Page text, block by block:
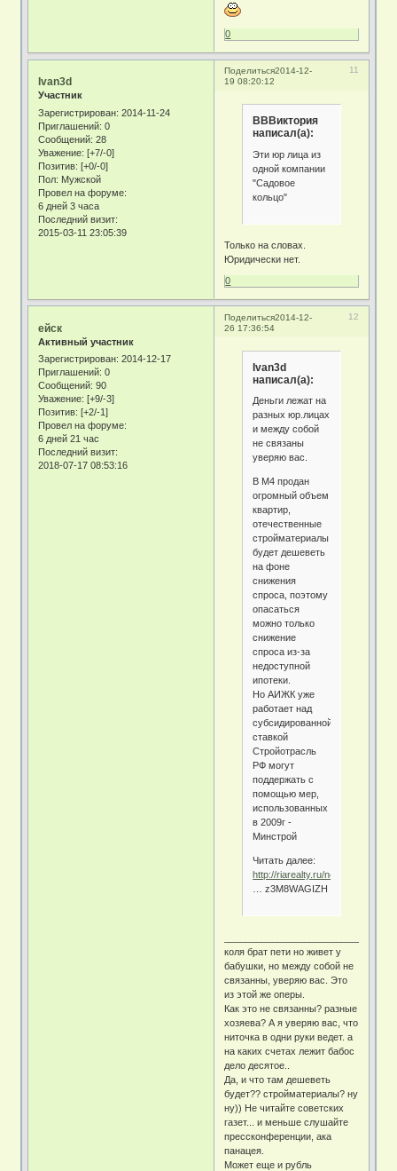
0
Поделиться 11
2014-12-
19 08:20:12
Ivan3d
Участник
Зарегистрирован: 2014-11-24
Приглашений: 0
Сообщений: 28
Уважение: [+7/-0]
Позитив: [+0/-0]
Пол: Мужской
Провел на форуме:
6 дней 3 часа
Последний визит:
2015-03-11 23:05:39
ВВВиктория
написал(а):
Эти юр лица из
одной компании
"Садовое
кольцо"
Только на словах.
Юридически нет.
0
Поделиться 12
2014-12-
26 17:36:54
ейск
Активный участник
Зарегистрирован: 2014-12-17
Приглашений: 0
Сообщений: 90
Уважение: [+9/-3]
Позитив: [+2/-1]
Провел на форуме:
6 дней 21 час
Последний визит:
2018-07-17 08:53:16
Ivan3d
написал(а):
Деньги лежат на
разных юр.лицах
и между собой
не связаны
уверяю вас.
В М4 продан
огромный объем
квартир,
отечественные
стройматериалы
будет дешеветь
на фоне
снижения
спроса, поэтому
опасаться
можно только
снижение
спроса из-за
недоступной
ипотеки.
Но АИЖК уже
работает над
субсидированной
ставкой
Стройотрасль
РФ могут
поддержать с
помощью мер,
использованных
в 2009г -
Минстрой
Читать далее:
http://riarealty.ru/news/
… z3M8WAGIZH
коля брат пети но живет у
бабушки, но между собой не
связанны, уверяю вас. Это
из этой же оперы.
Как это не связанны? разные
хозяева? А я уверяю вас, что
ниточка в одни руки ведет. а
на каких счетах лежит бабос
дело десятое..
Да, и что там дешеветь
будет?? стройматериалы? ну
ну)) Не читайте советских
газет... и меньше слушайте
прессконференции, ака
панацея.
Может еще и рубль